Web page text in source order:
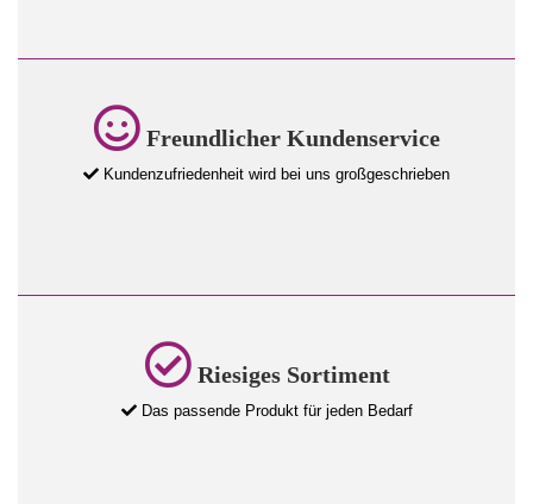
Freundlicher Kundenservice
Kundenzufriedenheit wird bei uns großgeschrieben
Riesiges Sortiment
Das passende Produkt für jeden Bedarf